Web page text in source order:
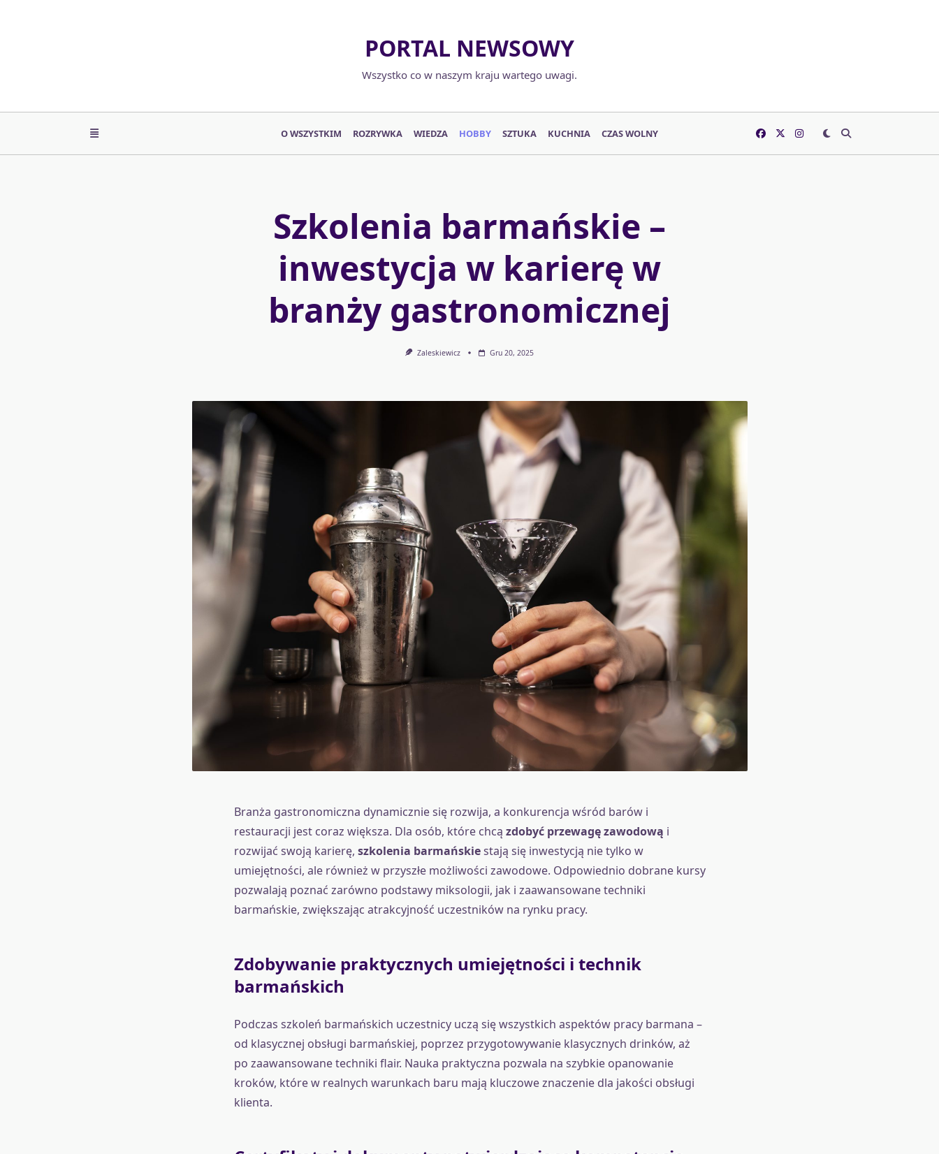
PORTAL NEWSOWY
Wszystko co w naszym kraju wartego uwagi.
O WSZYSTKIM ROZRYWKA WIEDZA HOBBY SZTUKA KUCHNIA CZAS WOLNY
Szkolenia barmańskie –
inwestycja w karierę w
branży gastronomicznej
Zaleskiewicz Gru 20, 2025
Branża gastronomiczna dynamicznie się rozwija, a konkurencja wśród barów i
restauracji jest coraz większa. Dla osób, które chcą zdobyć przewagę zawodową i
rozwijać swoją karierę, szkolenia barmańskiestają się inwestycją nie tylko w
umiejętności, ale również w przyszłe możliwości zawodowe. Odpowiednio dobrane kursy
pozwalają poznać zarówno podstawy miksologii, jak i zaawansowane techniki
barmańskie, zwiększając atrakcyjność uczestników na rynku pracy.
Zdobywanie praktycznych umiejętności i technik
barmańskich
Podczas szkoleń barmańskich uczestnicy uczą się wszystkich aspektów pracy barmana –
od klasycznej obsługi barmańskiej, poprzez przygotowywanie klasycznych drinków, aż
po zaawansowane techniki flair. Nauka praktyczna pozwala na szybkie opanowanie
kroków, które w realnych warunkach baru mają kluczowe znaczenie dla jakości obsługi
klienta.